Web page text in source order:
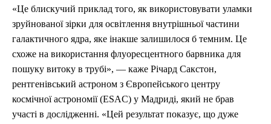
«Це блискучий приклад того, як використовувати уламки
зруйнованої зірки для освітлення внутрішньої частини
галактичного ядра, яке інакше залишилося б темним. Це
схоже на використання флуоресцентного барвника для
пошуку витоку в трубі», — каже Річард Сакстон,
рентгенівський астроном з Європейського центру
космічної астрономії (ESAC) у Мадриді, який не брав
участі в дослідженні. «Цей результат показує, що дуже